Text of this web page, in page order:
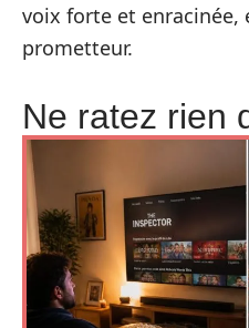
voix forte et enracinée,
prometteur.
Ne ratez rien